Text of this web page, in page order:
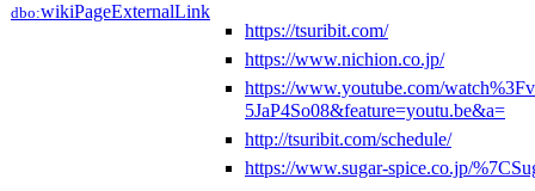
dbo:wikiPageExternalLink
https://tsuribit.com/
https://www.nichion.co.jp/
https://www.youtube.com/
5JaP4So08&feature=youtu.be&a=
http://tsuribit.com/schedule/
https://www.sugar-spice.co.jp/